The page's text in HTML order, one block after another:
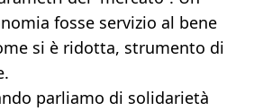
fosse servizio al bene
si è ridotta, strumento di
parliamo di solidarietà